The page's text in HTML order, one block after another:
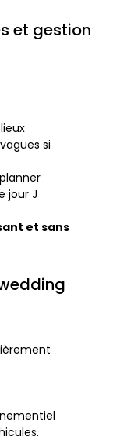
et gestion
si
jour J
et sans